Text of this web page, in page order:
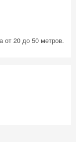
от 20 до 50 метров.